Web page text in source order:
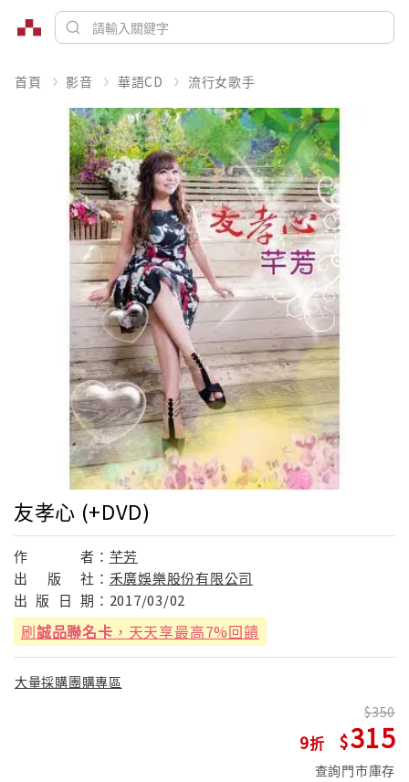
首頁 影音 華語CD 流行女歌手
友孝心 (+DVD)
作 者： 芊芳
出
版 社： 禾廣娛樂股份有限公司
出 版 日 期： 2017/03/02
刷誠品聯名卡 ，天天享最高7%回饋
大量採購團購專區
9
350
315
查詢門市庫存